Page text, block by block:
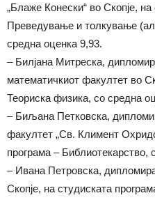
„Блаже Конески“ во Скопје,
Преведување и толкување
средна оценка 9,93.
– Билјана Митреска,
математичкиот факултет во
Теориска физика, со средна
– Биљана Петковска,
факултет „Св. Климент
програма – Библиотекарство,
– Ивана Петровска,
Скопје, на студиската